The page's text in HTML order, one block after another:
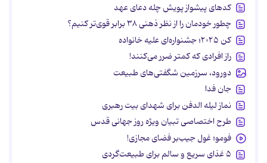
کدهای پیشواز پویش چله دعای عهد
چطور خودمان را از نظر ذهنی ۳۸ برابر قوی‌تر کنیم؟
کن ۲۰۲۵؛ جشنواره‌ای علیه خانواده
راز افرادی که کمتر ضرر می‌کنند!
دورود، سرزمین شگفتی‌های طبیعت
جان فدا
نماز لیله الدفن برای شهدای بیت رهبری
طرح اختصاصی تبیان ویژه روز جهانی قدس
فومو؛ غول جیب‌بر فضای مجازی!
۵ غذای سریع و سالم برای طبیعت‌گردی